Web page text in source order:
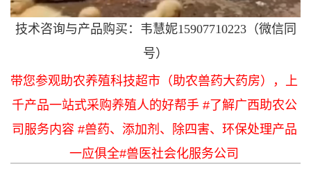
技术咨询与产品购买：韦慧妮15907710223（微信同
号）
带您参观助农养殖科技超市（助农兽药大药房），上
千产品一站式采购养殖人的好帮手 #了解广西助农公
司服务内容 #兽药、添加剂、除四害、环保处理产品
一应俱全#兽医社会化服务公司